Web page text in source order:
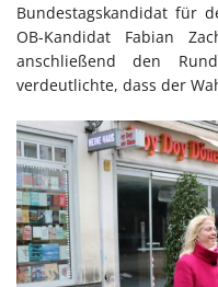
Bundestagskandidat für
OB-Kandidat Fabian
anschließend den
verdeutlichte, dass der